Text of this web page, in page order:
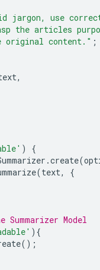
jargon, use
the articles
original content." ;
,
)
{
.create(
(text,
{
Model
){
();